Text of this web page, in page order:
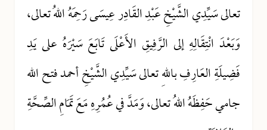
تعالى سَيِّدِي الشَّيْخِ عَبْدِ القَادِر عِيسَى رَحِمَهُ اللهُ تعالى،
وَبَعْدَ انْتِقَالِهِ إلى الرَّفِيقِ الأَعْلَى تَابَعَ سَيْرَهُ على يَدِ
فَضِيلَةِ العَارِفِ باللهِ تعالى سَيِّدِي الشَّيْخِ أحمد فتح الله
جامي حَفِظَهُ اللهُ تعالى، وَمَدَّ في عُمُرِهِ مَعَ تَمَامِ الصِّحَّةِ